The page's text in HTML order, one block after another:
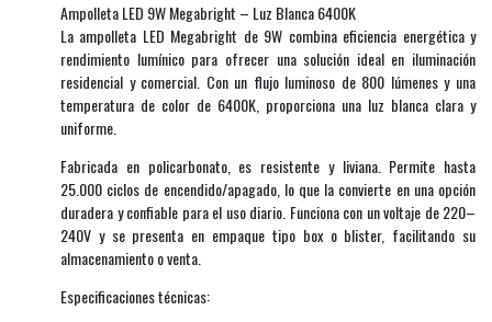
Ampolleta LED 9W Megabright – Luz Blanca 6400K
La ampolleta LED Megabright de 9W combina eficiencia energética y
rendimiento lumínico para ofrecer una solución ideal en iluminación
residencial y comercial. Con un flujo luminoso de 800 lúmenes y una
temperatura de color de 6400K, proporciona una luz blanca clara y
uniforme.
Fabricada en policarbonato, es resistente y liviana. Permite hasta
25.000 ciclos de encendido/apagado, lo que la convierte en una opción
duradera y confiable para el uso diario. Funciona con un voltaje de 220–
240V y se presenta en empaque tipo box o blister, facilitando su
almacenamiento o venta.
Especificaciones técnicas: